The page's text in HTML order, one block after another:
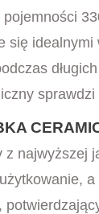
najwyższej